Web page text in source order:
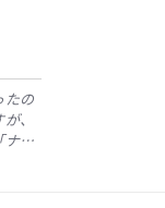
たの
、
ナチ
。